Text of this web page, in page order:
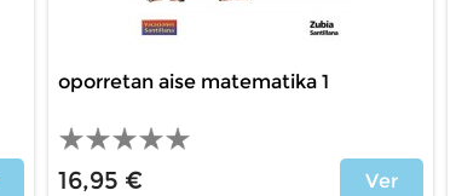
oporretan aise matematika 1
16,95 € Ver